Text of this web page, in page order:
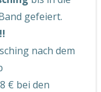
gefeiert.
nach dem
€ bei den